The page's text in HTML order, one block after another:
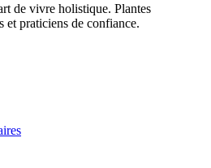
de vivre holistique. Plantes
et praticiens de confiance.